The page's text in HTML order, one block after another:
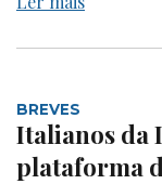
BREVES
Italianos da
plataforma